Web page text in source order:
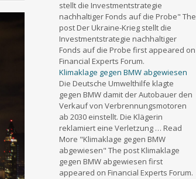
stellt die Investmentstrategie
nachhaltiger Fonds auf die Probe" The
post Der Ukraine-Krieg stellt die
Investmentstrategie nachhaltiger
Fonds auf die Probe first appeared on
Financial Experts Forum.
Klimaklage gegen BMW abgewiesen
Die Deutsche Umwelthilfe klagte
gegen BMW damit der Autobauer den
Verkauf von Verbrennungsmotoren
ab 2030 einstellt. Die Klägerin
reklamiert eine Verletzung … Read
More "Klimaklage gegen BMW
abgewiesen" The post Klimaklage
gegen BMW abgewiesen first
appeared on Financial Experts Forum.